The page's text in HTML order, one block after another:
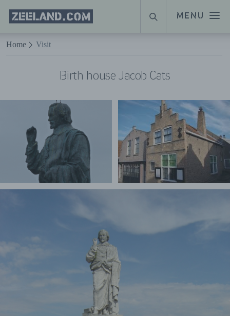
Naar hoofdinhoud
MENU
Homepage
Zeeland.com
SUCHE
Home Visit
Birth house Jacob Cats